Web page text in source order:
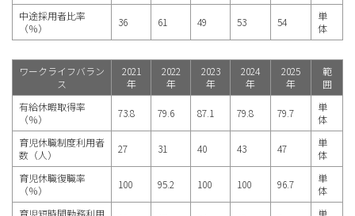
中途採用者比率
（％）
36 61 49 53 54
単
体
ワークライフバラン
ス
2021
年
2022
年
2023
年
2024
年
2025
年
範
囲
有給休暇取得率
（％）
73.8 79.6 87.1 79.8 79.7
単
体
育児休職制度利用者
数（人）
27 31 40 43 47
単
体
育児休職復職率
（％）
100 95.2 100 100 96.7
単
体
育児短時間勤務利用
単